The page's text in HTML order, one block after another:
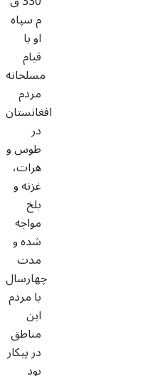
م سپاه
او با
قیام
مسلحانه
مردم
افغانستان
در
طوس و
هرات،
غزنه و
بلخ
مواجه
شده و
مدت
چهارسال
با مردم
این
مناطق
در پیکار
بود